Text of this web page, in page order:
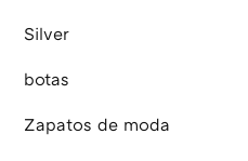
Silver
botas
Zapatos de moda